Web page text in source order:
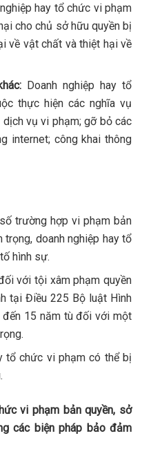
hay tổ chức vi phạm
cho chủ sở hữu quyền bị
về vật chất và thiệt hại về
Doanh nghiệp hay tổ
thực hiện các nghĩa vụ
vụ vi phạm; gỡ bỏ các
internet; công khai thông
trường hợp vi phạm bản
doanh nghiệp hay tổ
hình sự.
với tội xâm phạm quyền
tại Điều 225 Bộ luật Hình
15 năm tù đối với một
tổ chức vi phạm có thể bị
vi phạm bản quyền, sở
các biện pháp bảo đảm